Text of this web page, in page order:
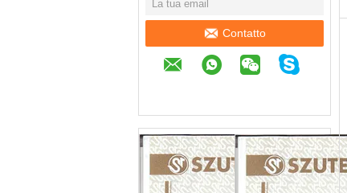
Contatto